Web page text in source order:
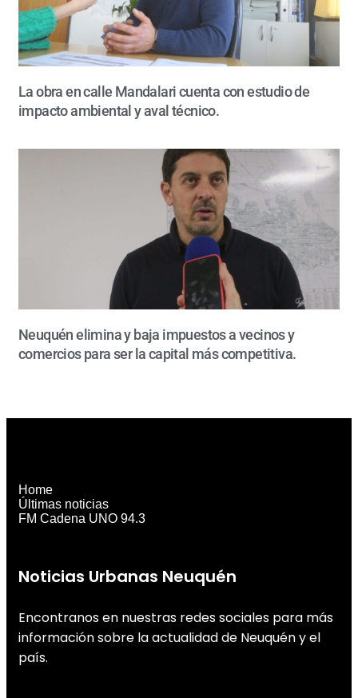
La obra en calle Mandalari cuenta con estudio de
impacto ambiental y aval técnico.
Neuquén elimina y baja impuestos a vecinos y
comercios para ser la capital más competitiva.
Noticias Urbanas Neuquén
Encontranos en nuestras redes sociales para más
información sobre la actualidad de Neuquén y el
país.
Home
Últimas noticias
FM Cadena UNO 94.3